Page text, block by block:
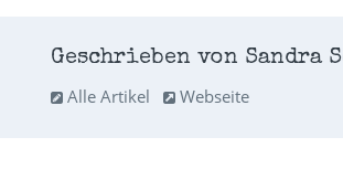
Geschrieben von Sandra
Alle Artikel
Webseite